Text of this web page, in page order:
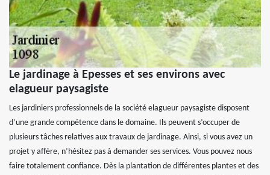
Le jardinage à Epesses et ses environs avec
elagueur paysagiste
Les jardiniers professionnels de la société elagueur paysagiste disposent
d’une grande compétence dans le domaine. Ils peuvent s’occuper de
plusieurs tâches relatives aux travaux de jardinage. Ainsi, si vous avez un
projet y affère, n’hésitez pas à demander ses services. Vous pouvez nous
faire totalement confiance. Dès la plantation de différentes plantes et des